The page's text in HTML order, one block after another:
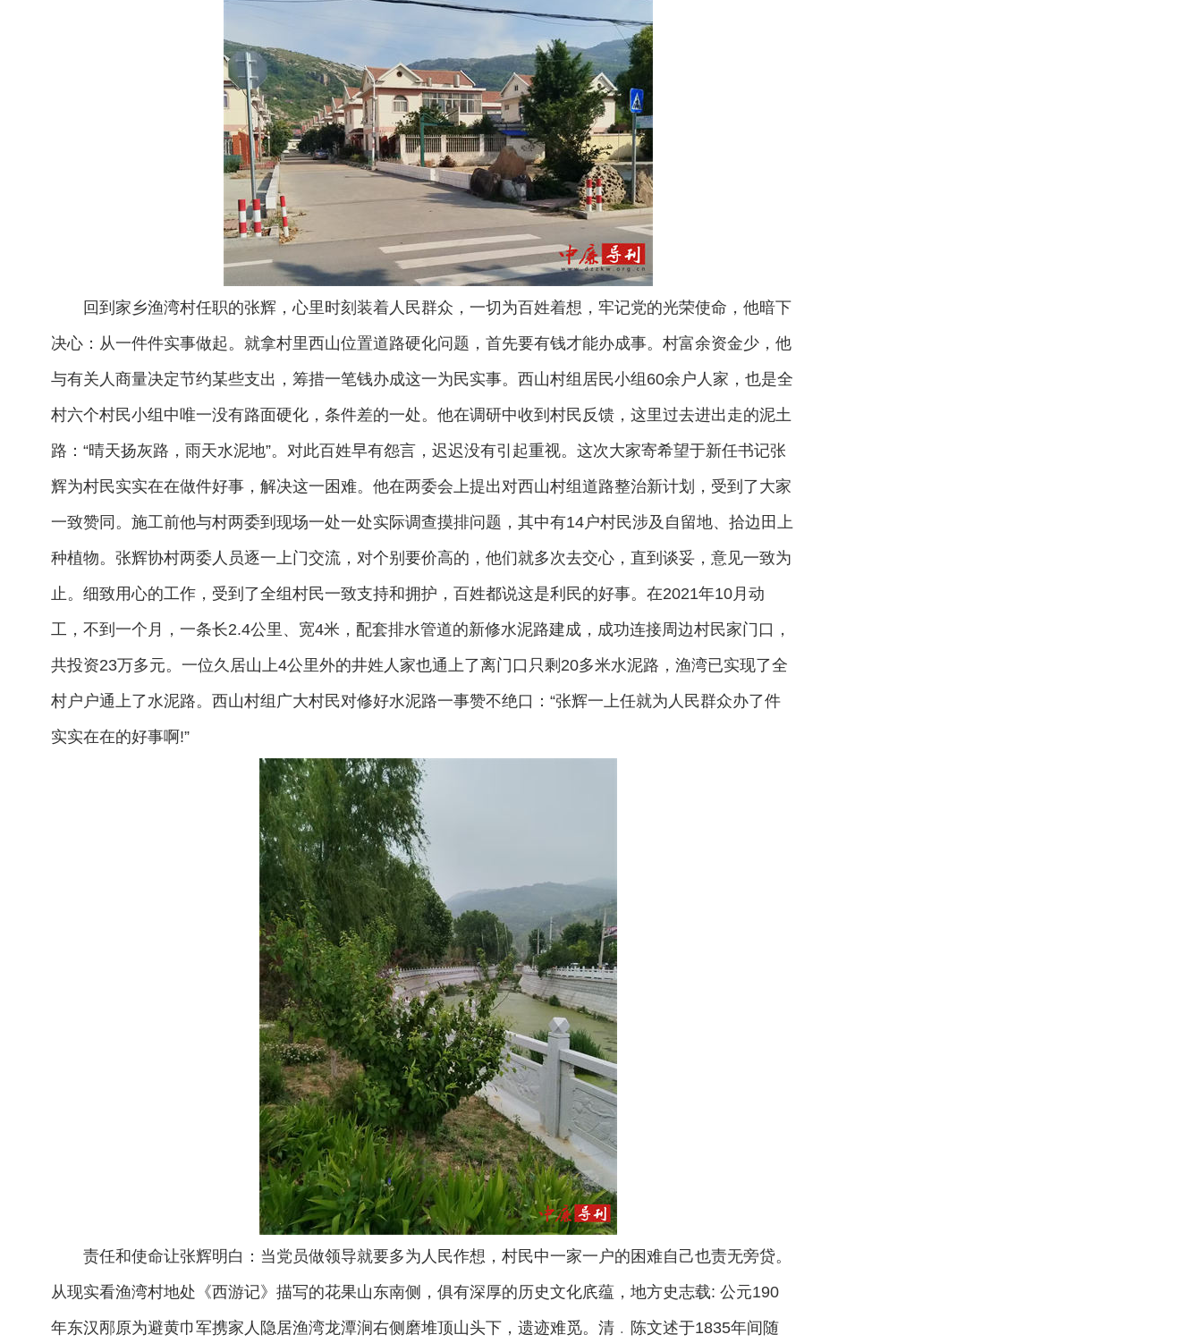
回到家乡渔湾村任职的张辉，心里时刻装着人民群众，一切为百姓着想，牢记党的光荣使命，他暗下
决心：从一件件实事做起。就拿村里西山位置道路硬化问题，首先要有钱才能办成事。村富余资金少，他
与有关人商量决定节约某些支出，筹措一笔钱办成这一为民实事。西山村组居民小组60余户人家，也是全
村六个村民小组中唯一没有路面硬化，条件差的一处。他在调研中收到村民反馈，这里过去进出走的泥土
路：“晴天扬灰路，雨天水泥地”。对此百姓早有怨言，迟迟没有引起重视。这次大家寄希望于新任书记张
辉为村民实实在在做件好事，解决这一困难。他在两委会上提出对西山村组道路整治新计划，受到了大家
一致赞同。施工前他与村两委到现场一处一处实际调查摸排问题，其中有14户村民涉及自留地、拾边田上
种植物。张辉协村两委人员逐一上门交流，对个别要价高的，他们就多次去交心，直到谈妥，意见一致为
止。细致用心的工作，受到了全组村民一致支持和拥护，百姓都说这是利民的好事。在2021年10月动
工，不到一个月，一条长2.4公里、宽4米，配套排水管道的新修水泥路建成，成功连接周边村民家门口，
共投资23万多元。一位久居山上4公里外的井姓人家也通上了离门口只剩20多米水泥路，渔湾已实现了全
村户户通上了水泥路。西山村组广大村民对修好水泥路一事赞不绝口：“张辉一上任就为人民群众办了件
实实在在的好事啊!”
责任和使命让张辉明白：当党员做领导就要多为人民作想，村民中一家一户的困难自己也责无旁贷。
从现实看渔湾村地处《西游记》描写的花果山东南侧，俱有深厚的历史文化㡳蕴，地方史志载: 公元190
年东汉邴原为避黄巾军携家人隐居渔湾龙潭涧右侧磨堆顶山头下，遗迹难觅。清﹒陈文述于1835年间随